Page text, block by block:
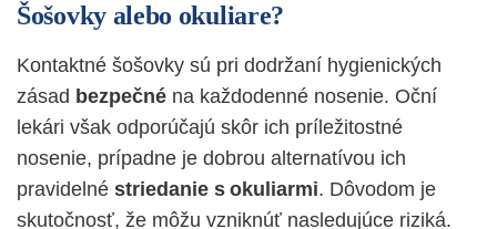
Šošovky alebo okuliare?
Kontaktné šošovky sú pri dodržaní hygienických
zásad bezpečné na každodenné nosenie. Oční
lekári však odporúčajú skôr ich príležitostné
nosenie, prípadne je dobrou alternatívou ich
pravidelné striedanie s okuliarmi. Dôvodom je
skutočnosť, že môžu vzniknúť nasledujúce riziká.